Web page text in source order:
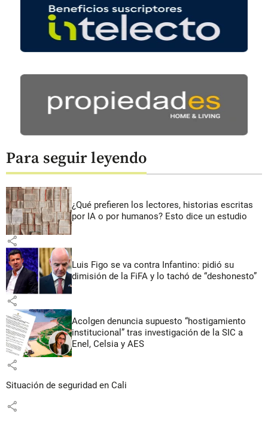
Para seguir leyendo
¿Qué prefieren los lectores, historias escritas
por IA o por humanos? Esto dice un estudio
share
Luis Figo se va contra Infantino: pidió su
dimisión de la FiFA y lo tachó de “deshonesto”
share
Acolgen denuncia supuesto “hostigamiento
institucional” tras investigación de la SIC a
Enel, Celsia y AES
share
Situación de seguridad en Cali
share